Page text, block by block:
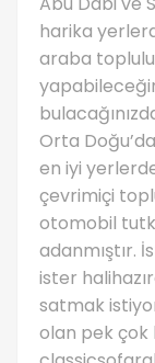
harika
araba
Orta
en iyi
çevrimiçi
otomobil
adanmıştır.
ister
satmak
olan pek çok